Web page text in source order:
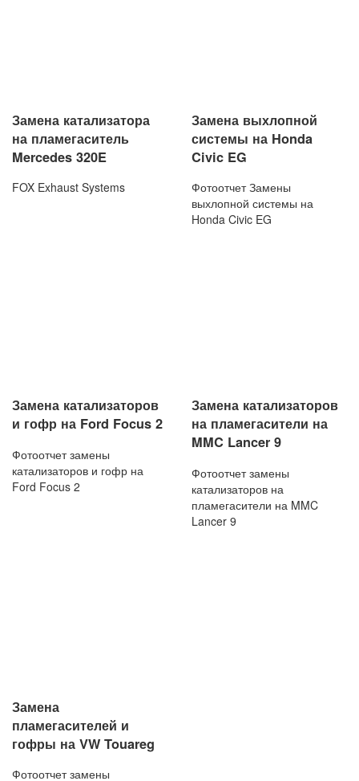
Замена катализатора
на пламегаситель
Mercedes 320E
FOX Exhaust Systems
Замена выхлопной
системы на Honda
Civic EG
Фотоотчет Замены
выхлопной системы на
Honda Civic EG
Замена катализаторов
и гофр на Ford Focus 2
Фотоотчет замены
катализаторов и гофр на
Ford Focus 2
Замена катализаторов
на пламегасители на
MMC Lancer 9
Фотоотчет замены
катализаторов на
пламегасители на MMC
Lancer 9
Замена
пламегасителей и
гофры на VW Touareg
Фотоотчет замены